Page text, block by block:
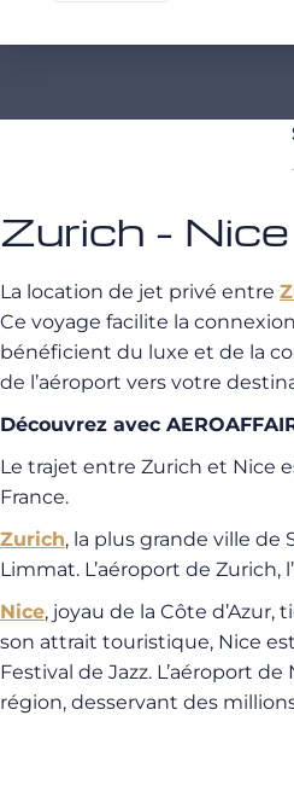
Zurich -
La location de jet privé entre
Ce voyage facilite la
bénéficient du luxe et de la
de l’aéroport vers votre
Découvrez avec
Le trajet entre Zurich et Nice
France.
Zurich, la plus grande ville
Limmat. L’aéroport de
Nice, joyau de la Côte
son attrait touristique, Nice
Festival de Jazz. L’aéroport
région, desservant des